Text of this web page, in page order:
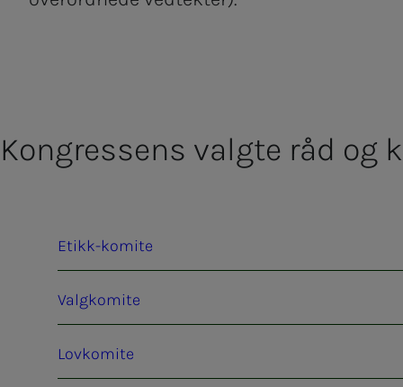
Kon­­­gres­­­sens valg­­­te råd og
Etikk-komite
Valgkomite
Lovkomite